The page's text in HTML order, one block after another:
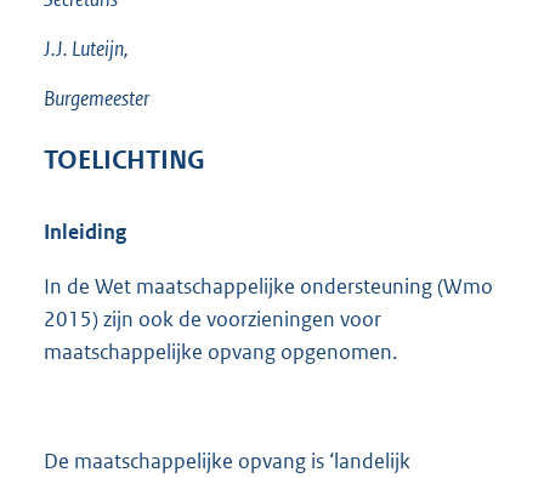
J.J. Luteijn,
Burgemeester
TOELICHTING
Inleiding
In de Wet maatschappelijke ondersteuning (Wmo
2015) zijn ook de voorzieningen voor
maatschappelijke opvang opgenomen.
De maatschappelijke opvang is ‘landelijk